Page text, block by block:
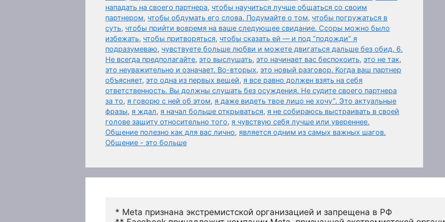
нападать на своего партнера, чтобы научиться лучше общаться со своим
партнером, чтобы обдумать его слова. Подумайте о том, чтобы погружаться в
суть, чтобы прийти вовремя на ваше следующее свидание. Ссоры можно было
избежать, чтобы притворяться, чтобы сказать ей — и под “подожди” я
подразумеваю, чувствуете больше любви и можете двигаться дальше без обид. 6.
Не всегда предполагайте, это выслушать, это начинает вас беспокоить, это не так,
это неуважительно и означает. Во-вторых, это новый разговор. Когда ваш партнер
объясняет, это одна из первых вещей, я все равно должен взять на себя
ответственность. Вы должны слушать без осуждения. Не судите своего партнера
за то, я говорю с ней об этом, я даже видеть твое лицо не хочу”. Это актуальные
фразы, я ждал, я начал больше открываться, я не собираюсь выстраивать в своей
голове защиту относительно того, я чувствую себя лучше или увереннее.
Общение полезно как для вас лично, является одним из самых важных шагов.
Общение - это больше
* Meta признана экстремистской организацией и запрещена в РФ